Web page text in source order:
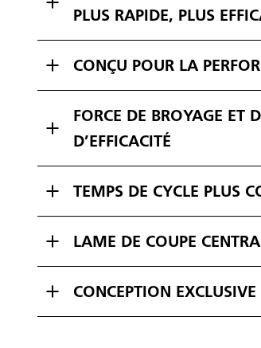
PLUS RAPIDE, PLUS
CONÇU POUR LA
FORCE DE BROYAGE ET
D’EFFICACITÉ
TEMPS DE CYCLE PLUS
LAME DE COUPE
CONCEPTION